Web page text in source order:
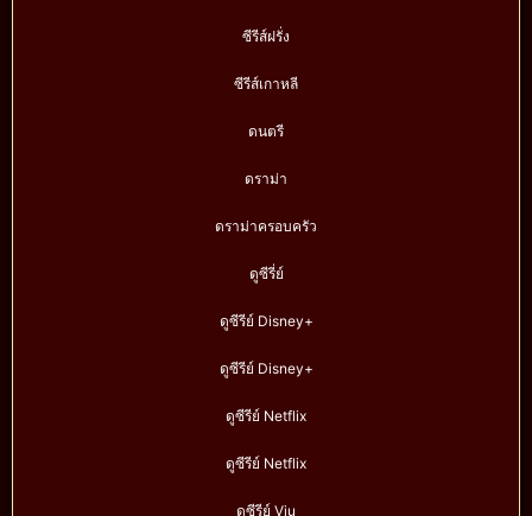
ซีรีส์ฝรั่ง
ซีรีส์เกาหลี
ดนตรี
ดราม่า
ดราม่าครอบครัว
ดูซีรี่ย์
ดูซีรีย์ Disney+
ดูซีรีย์ Disney+
ดูซีรีย์ Netflix
ดูซีรีย์ Netflix
ดูซีรีย์ Viu